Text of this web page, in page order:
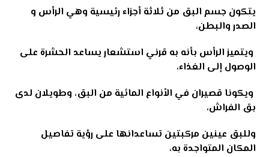
يتكون جسم البق من ثلاثة أجزاء رئيسية وهي الرأس و
الصدر والبطن،
ويتميز الرأس بأنه به قرني استشعار يساعد الحشرة على
الوصول إلى الغذاء،
ويكونا قصيران في الأنواع المائية من البق، وطويلان لدى
بق الفراش،
وللبق عينين مركبتين تساعدانها على رؤية تفاصيل
المكان المتواجدة به،